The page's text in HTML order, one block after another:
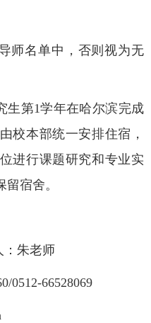
师名单中 ，否则视为无
生第1学年在哈尔滨完成
校本部统一安排住宿，
进行课题研究和专业实
宿舍。
：朱老师
0512-66528069